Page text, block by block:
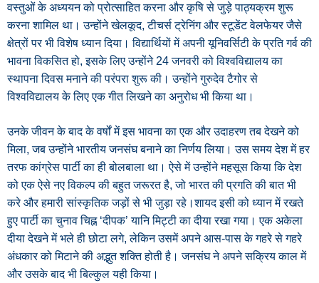
वस्तुओं के अध्ययन को प्रोत्साहित करना और कृषि से जुड़े पाठ्यक्रम शुरू
करना शामिल था। उन्होंने खेलकूद, टीचर्स ट्रेनिंग और स्टूडेंट वेलफेयर जैसे
क्षेत्रों पर भी विशेष ध्यान दिया। विद्यार्थियों में अपनी यूनिवर्सिटी के प्रति गर्व की
भावना विकसित हो, इसके लिए उन्होंने 24 जनवरी को विश्वविद्यालय का
स्थापना दिवस मनाने की परंपरा शुरू की। उन्होंने गुरुदेव टैगोर से
विश्वविद्यालय के लिए एक गीत लिखने का अनुरोध भी किया था।
उनके जीवन के बाद के वर्षों में इस भावना का एक और उदाहरण तब देखने को
मिला, जब उन्होंने भारतीय जनसंघ बनाने का निर्णय लिया। उस समय देश में हर
तरफ कांग्रेस पार्टी का ही बोलबाला था। ऐसे में उन्होंने महसूस किया कि देश
को एक ऐसे नए विकल्प की बहुत जरूरत है, जो भारत की प्रगति की बात भी
करे और हमारी सांस्कृतिक जड़ों से भी जुड़ा रहे।शायद इसी को ध्यान में रखते
हुए पार्टी का चुनाव चिह्न ‘दीपक’ यानि मिट्टी का दीया रखा गया। एक अकेला
दीया देखने में भले ही छोटा लगे, लेकिन उसमें अपने आस-पास के गहरे से गहरे
अंधकार को मिटाने की अद्भुत शक्ति होती है। जनसंघ ने अपने सक्रिय काल में
और उसके बाद भी बिल्कुल यही किया।